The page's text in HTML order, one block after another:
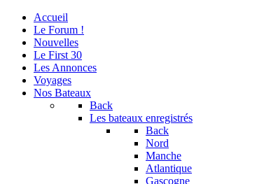
Accueil
Le Forum !
Nouvelles
Le First 30
Les Annonces
Voyages
Nos Bateaux
Back
Les bateaux enregistrés
Back
Nord
Manche
Atlantique
Gascogne